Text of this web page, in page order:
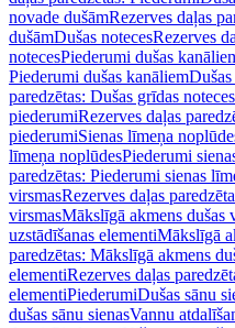
novade dušāmRezerves daļas
dušāmDušas notecesRezerves
notecesPiederumi dušas
Piederumi dušas kanāliem
paredzētas: Dušas grīdas noteces
piederumiRezerves daļas
piederumiSienas līmeņa
līmeņa noplūdesPiederumi
paredzētas: Piederumi sienas
virsmasRezerves daļas
virsmasMākslīgā akmens
uzstādīšanas elementiMākslīgā
paredzētas: Mākslīgā akmens
elementiRezerves daļas
elementiPiederumiDušas sānu
dušas sānu sienasVannu